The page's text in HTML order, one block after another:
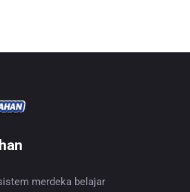
merdeka belajar